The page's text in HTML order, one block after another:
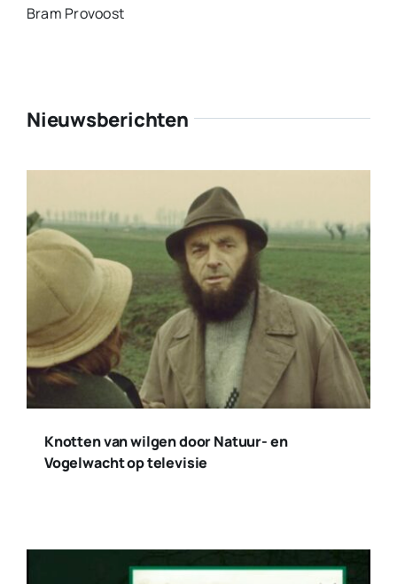
Bram Provoost
Nieuwsberichten
Knotten van wilgen door Natuur- en
Vogelwacht op televisie